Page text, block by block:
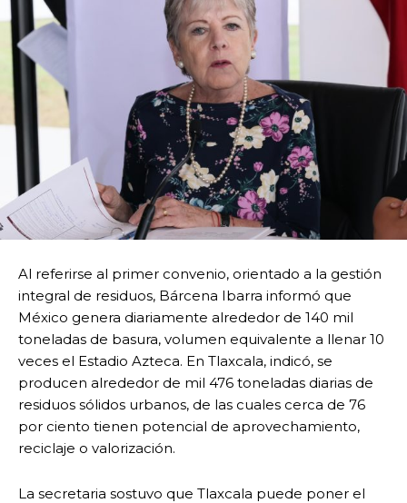
Al referirse al primer convenio, orientado a la gestión
integral de residuos, Bárcena Ibarra informó que
México genera diariamente alrededor de 140 mil
toneladas de basura, volumen equivalente a llenar 10
veces el Estadio Azteca. En Tlaxcala, indicó, se
producen alrededor de mil 476 toneladas diarias de
residuos sólidos urbanos, de las cuales cerca de 76
por ciento tienen potencial de aprovechamiento,
reciclaje o valorización.
La secretaria sostuvo que Tlaxcala puede poner el